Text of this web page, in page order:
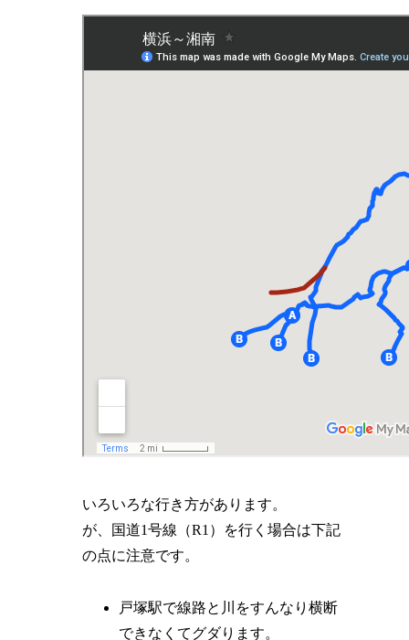
いろいろな行き方があります。
が、国道1号線（R1）を行く場合は下記
の点に注意です。
戸塚駅で線路と川をすんなり横断
できなくてグダります。